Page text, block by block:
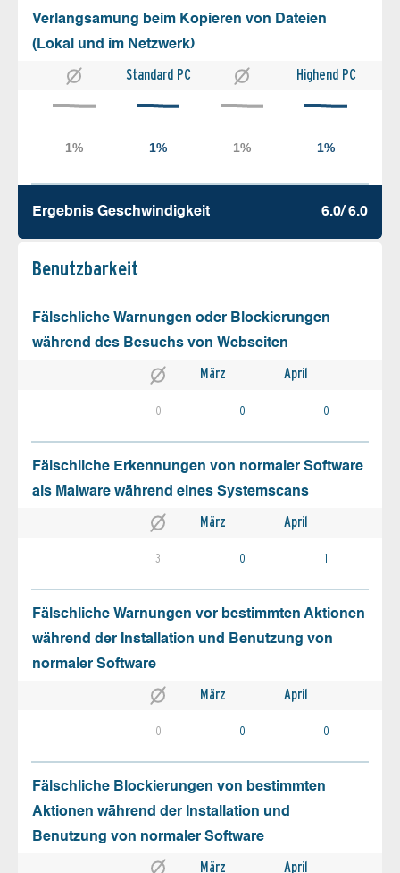
Verlangsamung beim Kopieren von Dateien
(Lokal und im Netzwerk)
Standard PC Highend PC
Ergebnis Geschw­indigkeit 6.0/ 6.0
Benutz­barkeit
Fälschliche Warnungen oder Blockierungen
während des Besuchs von Webseiten
März April
0 0 0
Fälschliche Erkennungen von normaler Software
als Malware während eines Systemscans
März April
3 0 1
Fälschliche Warnungen vor bestimmten Aktionen
während der Installation und Benutzung von
normaler Software
März April
0 0 0
Fälschliche Blockierungen von bestimmten
Aktionen während der Installation und
Benutzung von normaler Software
März April